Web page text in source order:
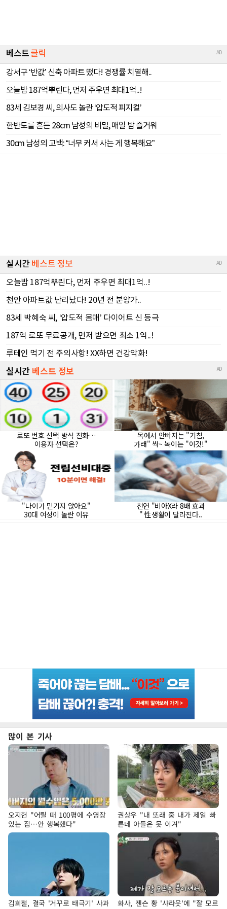
많이 본 기사
오지헌 "어릴 때 100평에 수영장
있는 집…안 행복했다"
권상우 "내 또래 중 내가 제일 빠
른데 아들은 못 이겨"
김희철, 결국 '거꾸로 태극기' 사과
화사, 젠슨 황 '샤라웃'에 "잘 모르